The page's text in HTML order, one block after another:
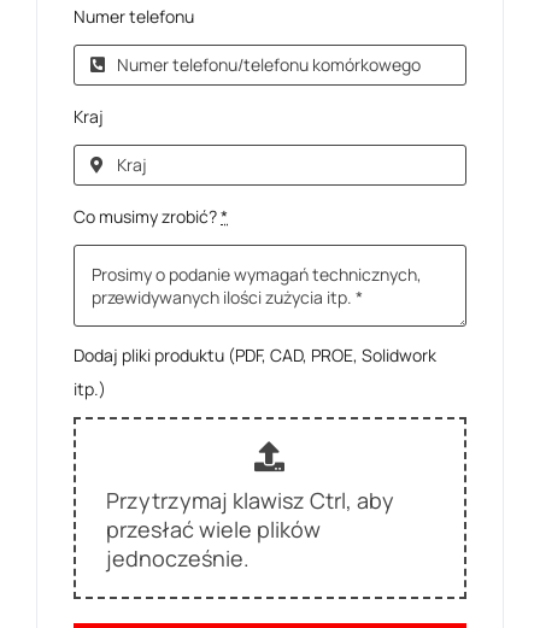
Numer telefonu
Kraj
Co musimy zrobić?*
Dodaj pliki produktu (PDF, CAD, PROE, Solidwork
itp.)
Przytrzymaj klawisz Ctrl, aby
przesłać wiele plików
jednocześnie.